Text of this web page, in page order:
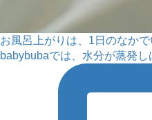
お風呂上がりは、1日のなか
babybubaでは、水分が蒸発し